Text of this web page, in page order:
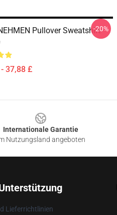
Pullover Sweatshirt
37,88 £
-20%
Internationale Garantie
Nutzungsland angeboten
Lieferrichtlinien